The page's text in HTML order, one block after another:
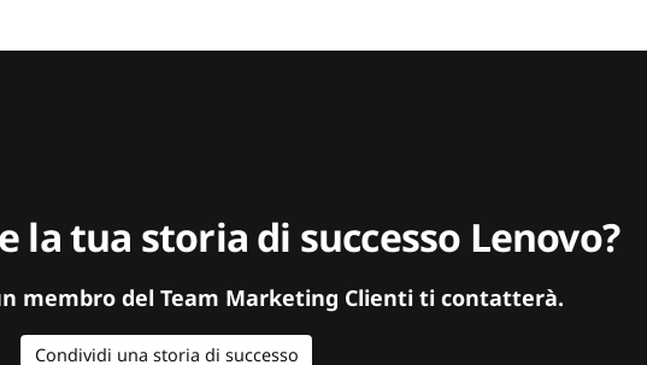
la tua storia di successo Lenovo?
membro del Team Marketing Clienti ti contatterà.
Condividi una storia di successo